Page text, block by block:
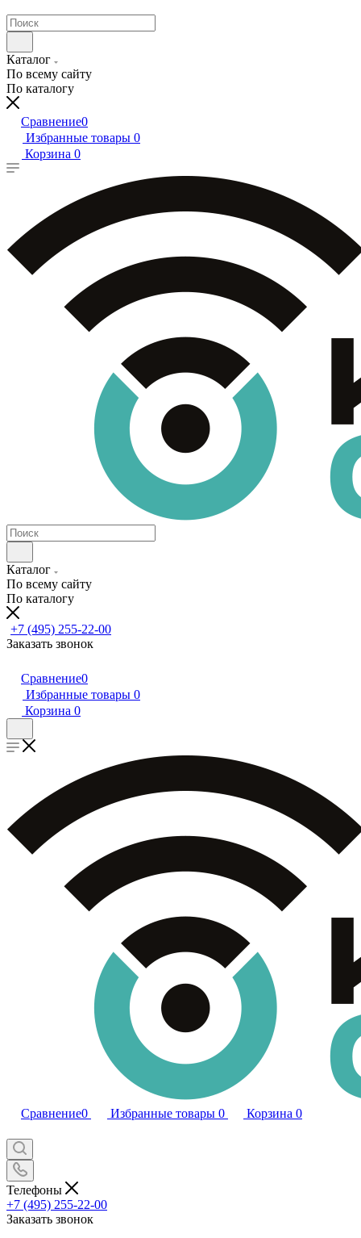
Каталог
По всему сайту
По каталогу
Сравнение0
Избранные товары 0
Корзина 0
Каталог
По всему сайту
По каталогу
+7 (495) 255-22-00
Заказать звонок
Сравнение0
Избранные товары 0
Корзина 0
Сравнение0 Избранные товары 0 Корзина 0
Телефоны
+7 (495) 255-22-00
Заказать звонок